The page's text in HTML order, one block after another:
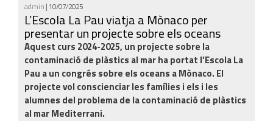
admin | 10/07/2025
L’Escola La Pau viatja a Mònaco per
presentar un projecte sobre els oceans
Aquest curs 2024-2025, un projecte sobre la
contaminació de plàstics al mar ha portat l’Escola La
Pau a un congrés sobre els oceans a Mònaco. El
projecte vol conscienciar les famílies i els i les
alumnes del problema de la contaminació de plàstics
al mar Mediterrani.